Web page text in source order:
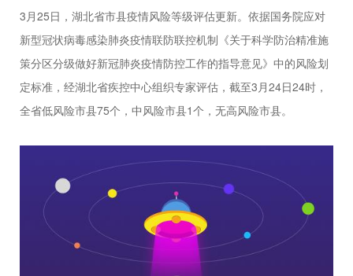
3月25日，湖北省市县疫情风险等级评估更新。依据国务院应对
新型冠状病毒感染肺炎疫情联防联控机制《关于科学防治精准施
策分区分级做好新冠肺炎疫情防控工作的指导意见》中的风险划
定标准，经湖北省疾控中心组织专家评估，截至3月24日24时，
全省低风险市县75个，中风险市县1个，无高风险市县。